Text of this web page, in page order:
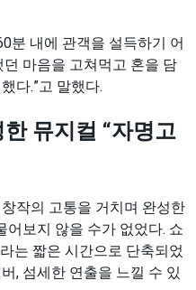
분 내에 관객을 설득하기 어
마음을 고쳐먹고 혼을 담
다.”고 말했다.
뮤지컬 “자명고
작의 고통을 거치며 완성한
어보지 않을 수가 없었다. 쇼
는 짧은 시간으로 단축되었
, 섬세한 연출을 느낄 수 있